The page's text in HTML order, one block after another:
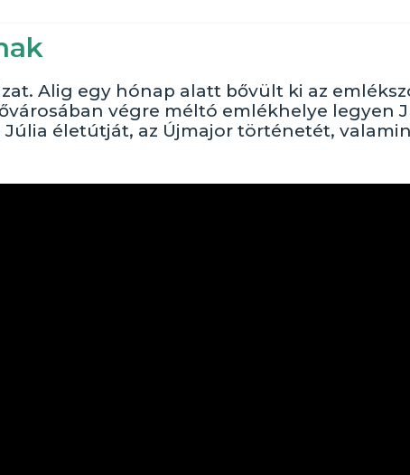
Alig egy hónap alatt bővült ki az
végre méltó emlékhelye legyen
életútját, az Újmajor történetét,